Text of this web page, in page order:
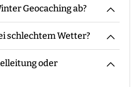
Geocaching ab?
mit den Materialien zum
macht die
ggf. die
Danach erfolgt eine
schlechtem Wetter?
grundsätzlich bei jedem
Ausnahme bilden
oder